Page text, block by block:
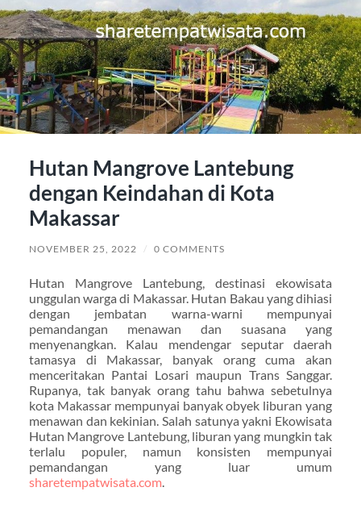
Hutan Mangrove Lantebung
dengan Keindahan di Kota
Makassar
NOVEMBER 25, 2022 / 0 COMMENTS
Hutan Mangrove Lantebung, destinasi ekowisata
unggulan warga di Makassar. Hutan Bakau yang dihiasi
dengan jembatan warna-warni mempunyai
pemandangan menawan dan suasana yang
menyenangkan. Kalau mendengar seputar daerah
tamasya di Makassar, banyak orang cuma akan
menceritakan Pantai Losari maupun Trans Sanggar.
Rupanya, tak banyak orang tahu bahwa sebetulnya
kota Makassar mempunyai banyak obyek liburan yang
menawan dan kekinian. Salah satunya yakni Ekowisata
Hutan Mangrove Lantebung, liburan yang mungkin tak
terlalu populer, namun konsisten mempunyai
pemandangan yang luar umum
sharetempatwisata.com.